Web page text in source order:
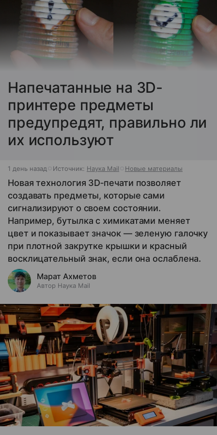
Напечатанные на 3D-
принтере предметы
предупредят, правильно ли
их используют
1 день назад Источник: Наука Mail Новые материалы
Новая технология 3D‑печати позволяет
создавать предметы, которые сами
сигнализируют о своем состоянии.
Например, бутылка с химикатами меняет
цвет и показывает значок — зеленую галочку
при плотной закрутке крышки и красный
восклицательный знак, если она ослаблена.
Марат Ахметов
Автор Наука Mail